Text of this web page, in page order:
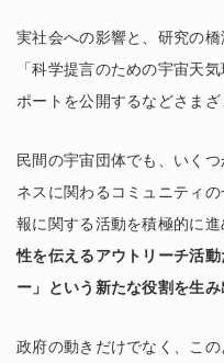
実社会への影響と、研究の
「科学提言のための宇宙天
ポートを公開するなどさま
民間の宇宙団体でも、いく
ネスに関わるコミュニティ
報に関する活動を積極的に進
性を伝えるアウトリーチ活
ー」という新たな役割を生
政府の動きだけでなく、こ